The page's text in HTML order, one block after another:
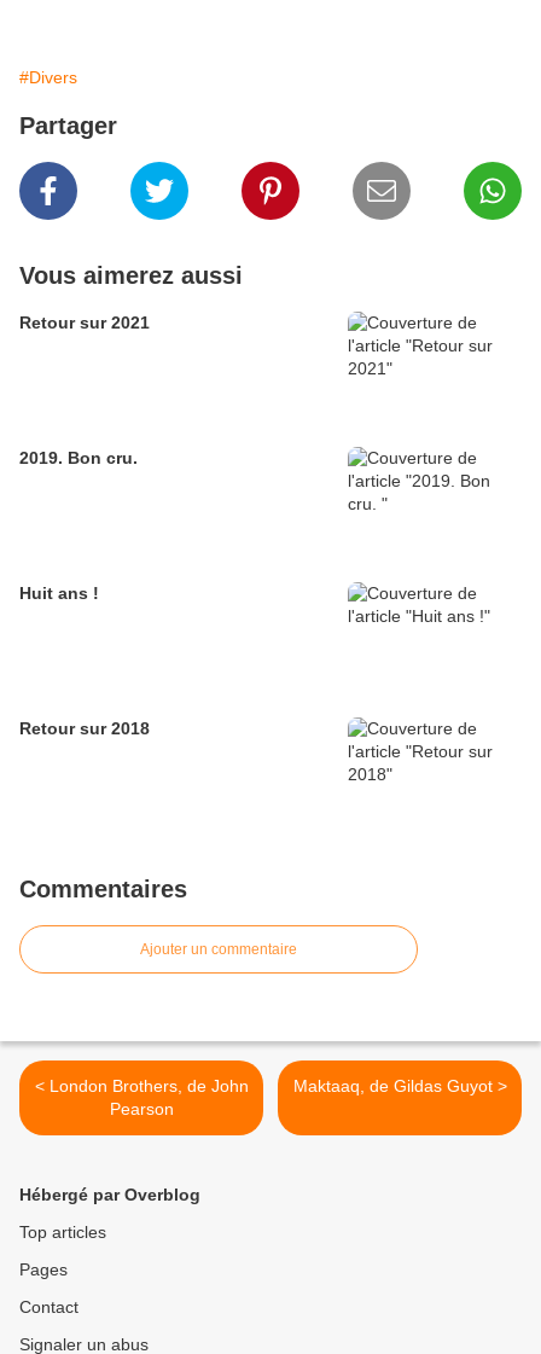
#Divers
Partager
Vous aimerez aussi
Retour sur 2021
2019. Bon cru.
Huit ans !
Retour sur 2018
Commentaires
Ajouter un commentaire
< London Brothers, de John
Pearson
Maktaaq, de Gildas Guyot >
Hébergé par Overblog
Top articles
Pages
Contact
Signaler un abus